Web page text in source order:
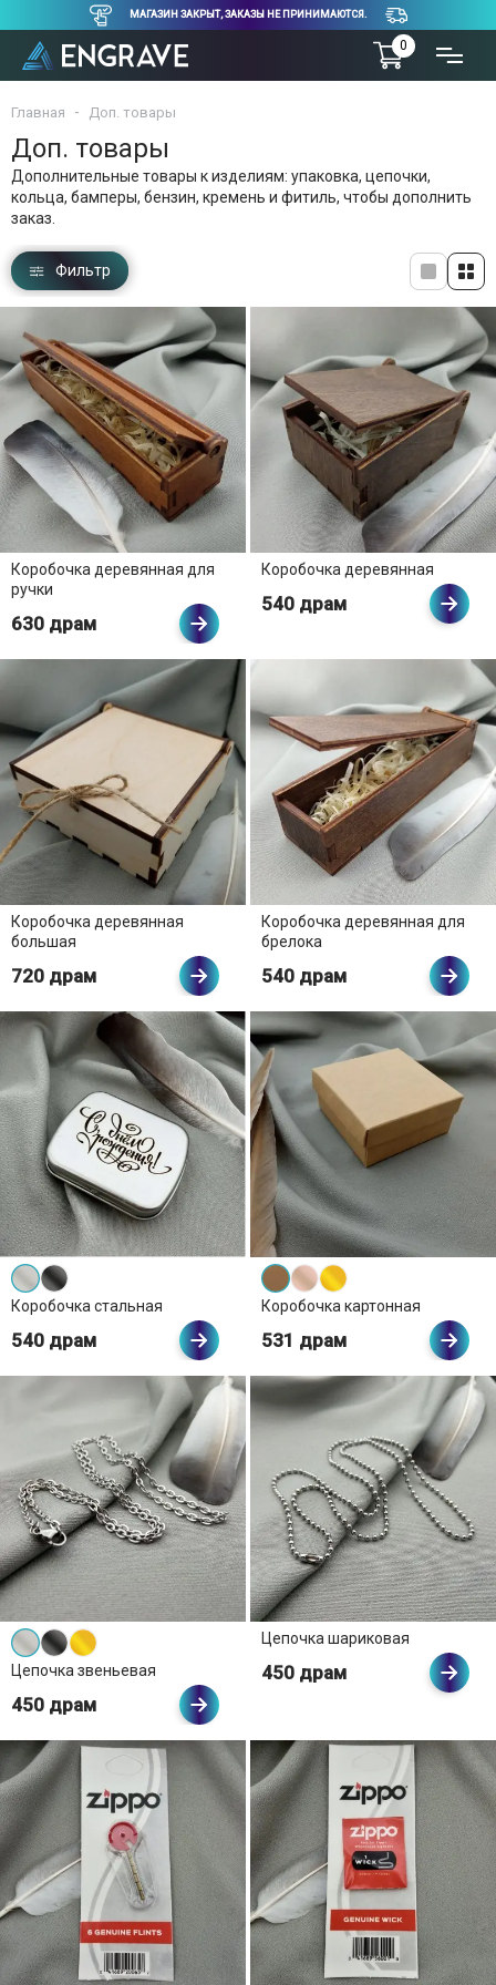
МАГАЗИН ЗАКРЫТ, ЗАКАЗЫ НЕ ПРИНИМАЮТСЯ.
0
Главная Доп. товары
Доп. товары
Дополнительные товары к изделиям: упаковка, цепочки,
кольца, бамперы, бензин, кремень и фитиль, чтобы дополнить
заказ.
Фильтр
Коробочка деревянная для
ручки
630 драм
Коробочка деревянная
540 драм
Коробочка деревянная
большая
720 драм
Коробочка деревянная для
брелока
540 драм
Коробочка стальная
540 драм
Коробочка картонная
531 драм
Цепочка звеньевая
450 драм
Цепочка шариковая
450 драм